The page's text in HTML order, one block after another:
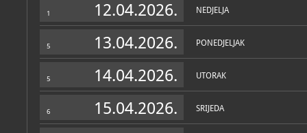
1 12.04.2026. NEDJELJA
5 13.04.2026. PONEDJELJAK
5 14.04.2026. UTORAK
6 15.04.2026. SRIJEDA
U galeriji se održavaju
studijske izložbe, te
rekonstrukciji pa nije u
arheološka, etnografska,
Geološko-paleontološka
muzeja. Muzej se nalazi
Zbirke
OSTALE ZBIRKE
MUZEJSKE ZBIRKE
Arheološka zbirka